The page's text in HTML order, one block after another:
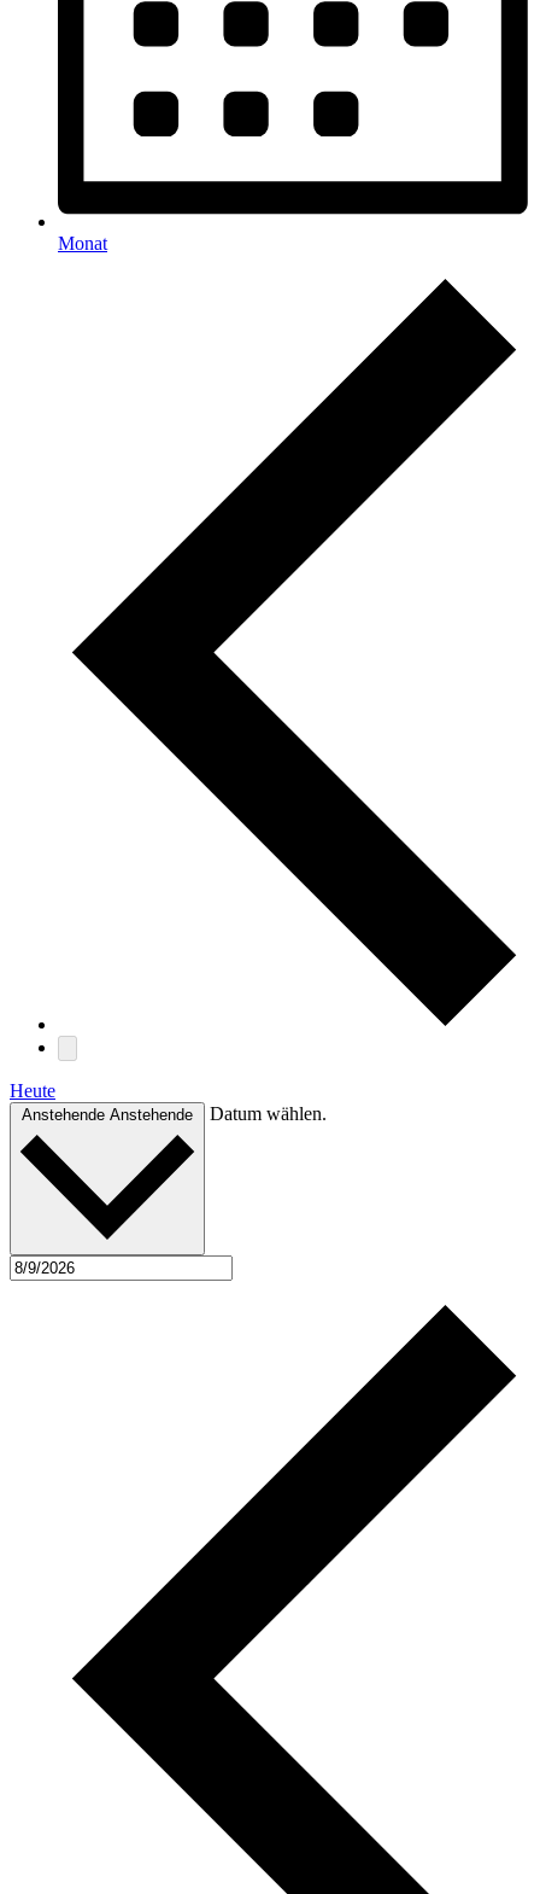
Monat
Heute
Anstehende Anstehende Datum wählen.